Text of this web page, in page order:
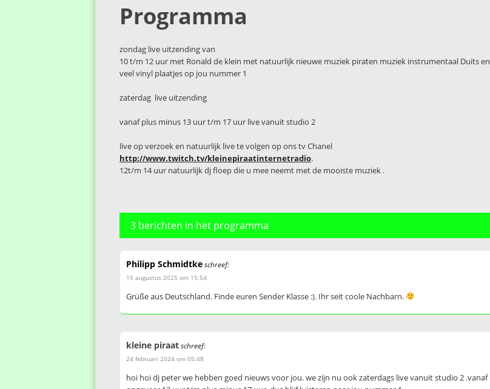
Programma
zondag live uitzending van
10 t/m 12 uur met Ronald de klein met natuurlijk nieuwe muziek piraten muziek instrumentaal Duits en
veel vinyl plaatjes op jou nummer 1
zaterdag live uitzending
vanaf plus minus 13 uur t/m 17 uur live vanuit studio 2
live op verzoek en natuurlijk live te volgen op ons tv Chanel
http://www.twitch.tv/kleinepiraatinternetradio.
12t/m 14 uur natuurlijk dj floep die u mee neemt met de mooiste muziek .
3 berichten in het programma
Philipp Schmidtkeschreef:
15 augustus 2025 om 15:54
Grüße aus Deutschland. Finde euren Sender Klasse :). Ihr seit coole Nachbarn.
kleine piraatschreef:
24 februari 2024 om 05:48
hoi hoi dj peter we hebben goed nieuws voor jou. we zijn nu ook zaterdags live vanuit studio 2 .vanaf